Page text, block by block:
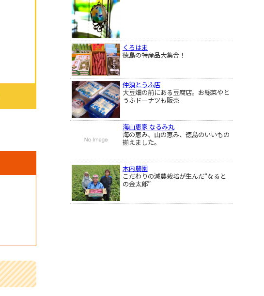
くろはま
徳島の特産品大集合！
仲須とうふ店
大豆畑の前にある豆腐店。お総菜やと
うふドーナツも販売
海山恵家 なるみ丸
海の恵み、山の恵み、徳島のいいもの
揃えました。
木内農園
こだわりの減農栽培が生んだ“なると
の金太郎”